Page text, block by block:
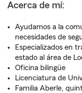
Acerca de mí:
Ayudamos a la
necesidades de
Especializados en
estado al área de
Oficina bilingüe
Licenciatura de
Familia Aberle,